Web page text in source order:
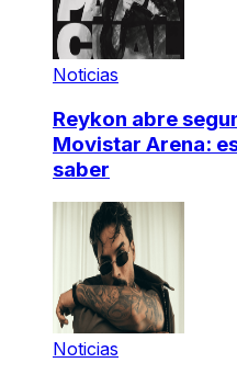
Noticias
Reykon abre
Movistar Arena:
saber
Noticias